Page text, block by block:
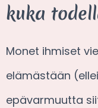
kuka
Monet ihmiset
elämästään
epävarmuutta